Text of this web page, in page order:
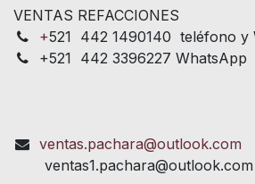
VENTAS REFACCIONES
+521 442 1490140 teléfono y
+521 442 3396227 WhatsApp
ventas.pachara@outlook.com
ventas1.pachara@outlook.com